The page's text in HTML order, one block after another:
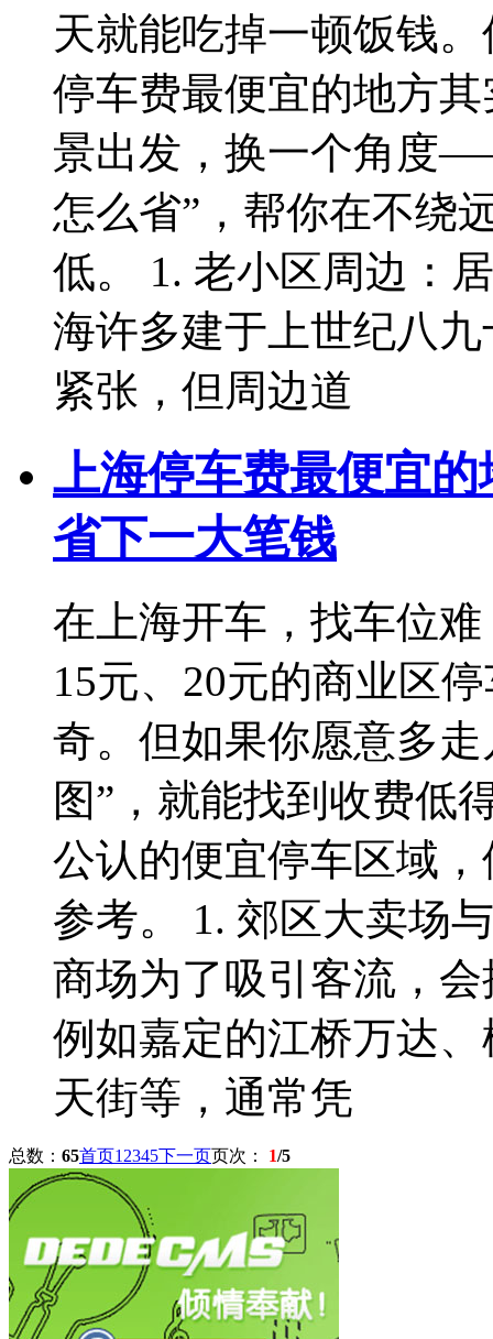
天就能吃掉一顿饭钱
停车费最便宜的地方
景出发，换一个角度
怎么省”，帮你在不绕
低。 1. 老小区周边：
海许多建于上世纪八
紧张，但周边道
上海停车费最便宜
省下一大笔钱
在上海开车，找车位
15元、20元的商业区
奇。但如果你愿意多
图”，就能找到收费低
公认的便宜停车区域
参考。 1. 郊区大卖场
商场为了吸引客流，
例如嘉定的江桥万达
天街等，通常凭
总数： 65首页1 2345下一页页次： 1/5